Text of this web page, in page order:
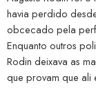
havia perdido
obcecado pela
Enquanto outros
Rodin deixava as
que provam que ali